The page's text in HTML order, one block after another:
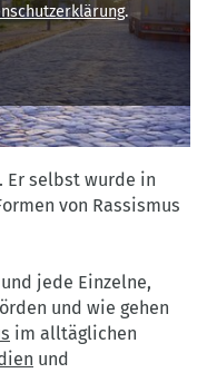
.
Er selbst wurde in
von Rassismus
jede Einzelne,
und wie gehen
im alltäglichen
und